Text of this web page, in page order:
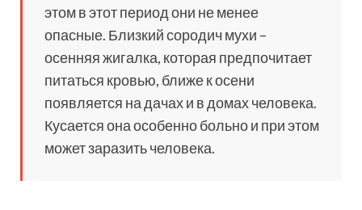
этом в этот период они не менее
опасные. Близкий сородич мухи –
осенняя жигалка, которая предпочитает
питаться кровью, ближе к осени
появляется на дачах и в домах человека.
Кусается она особенно больно и при этом
может заразить человека.